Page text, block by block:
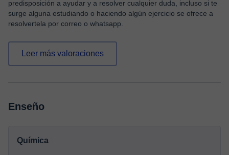
predisposición a ayudar y a resolver cualquier duda, incluso si te
surge alguna estudiando o haciendo algún ejercicio se ofrece a
resolvertela por correo o whatsapp.
Leer más valoraciones
Enseño
Química